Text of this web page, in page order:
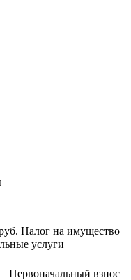
Налог на имущество
услуги
Первоначальный взнос